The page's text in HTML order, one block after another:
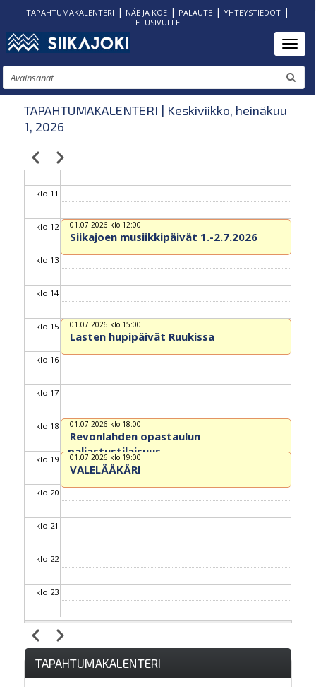
Hyppää
pääsisältöön
TAPAHTUMAKALENTERI | NÄE JA KOE| PALAUTE| YHTEYSTIEDOT|
ETUSIVULLE
Etsi
TAPAHTUMAKALENTERI | Keskiviikko, heinäkuu
1, 2026
Sivutus
EdellinenSeuraava
klo 08
klo 09
klo 10
klo 11
klo 12
klo 13
klo 14
klo 15
klo 16
klo 17
klo 18
klo 19
klo 20
klo 21
klo 22
klo 23
01.07.2026 klo 12:00
Siikajoen musiikkipäivät 1.-2.7.2026
01.07.2026 klo 15:00
Lasten hupipäivät Ruukissa
01.07.2026 klo 18:00
Revonlahden opastaulun
paljastustilaisuus
01.07.2026 klo 19:00
VALELÄÄKÄRI
Sivutus
EdellinenSeuraava
TAPAHTUMAKALENTERI